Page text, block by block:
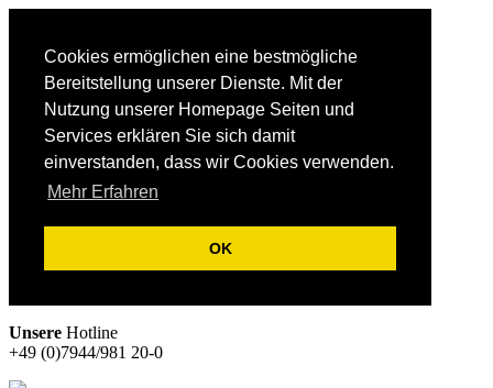
Cookies ermöglichen eine bestmögliche
Bereitstellung unserer Dienste. Mit der
Nutzung unserer Homepage Seiten und
Services erklären Sie sich damit
einverstanden, dass wir Cookies verwenden.
Mehr Erfahren
OK
Unsere Hotline
+49 (0)7944/981 20-0